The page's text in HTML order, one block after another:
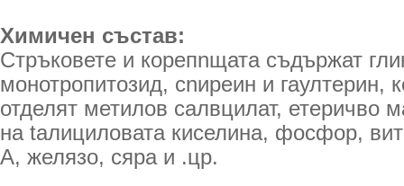
Химичен състав:
Стръковете и корепnщата съдържат
монотропитозид, сnиреин и гаултерин,
отделят метилов салвцилат, етеричво
на tалициловата киселина, фосфор,
А, желязо, сяра и .цр.